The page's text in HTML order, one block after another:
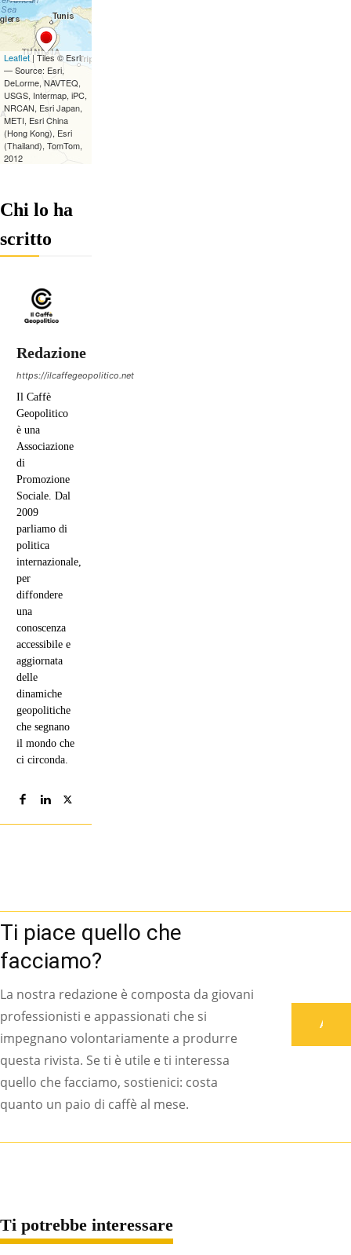
Chi lo ha
scritto
Redazione
https://ilcaffegeopolitico.net
Il Caffè
Geopolitico
è una
Associazione
di
Promozione
Sociale. Dal
2009
parliamo di
politica
internazionale,
per
diffondere
una
conoscenza
accessibile e
aggiornata
delle
dinamiche
geopolitiche
che segnano
il mondo che
ci circonda.
Ti piace quello che
facciamo?
La nostra redazione è composta da giovani
professionisti e appassionati che si
impegnano volontariamente a produrre
questa rivista. Se ti è utile e ti interessa
quello che facciamo, sostienici: costa
quanto un paio di caffè al mese.
Ti potrebbe interessare